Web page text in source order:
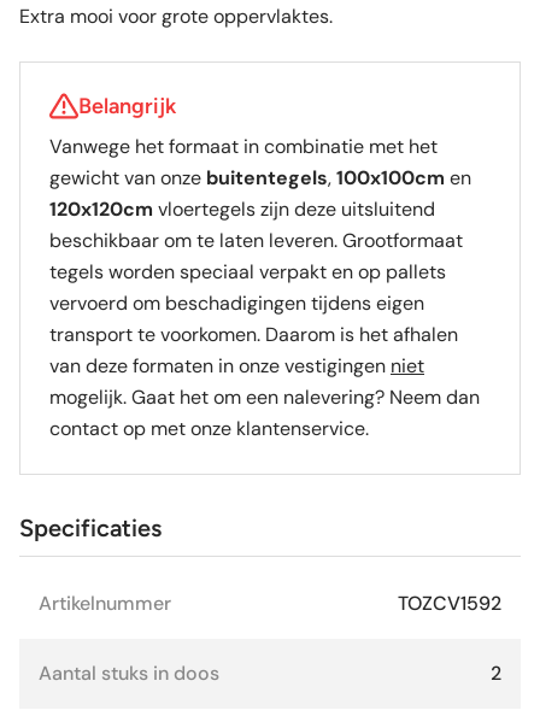
Extra mooi voor grote oppervlaktes.
Belangrijk
Vanwege het formaat in combinatie met het
gewicht van onze buitentegels,100x100cm en
120x120cm vloertegels zijn deze uitsluitend
beschikbaar om te laten leveren. Grootformaat
tegels worden speciaal verpakt en op pallets
vervoerd om beschadigingen tijdens eigen
transport te voorkomen. Daarom is het afhalen
van deze formaten in onze vestigingen niet
mogelijk. Gaat het om een nalevering? Neem dan
contact op met onze klantenservice.
Specificaties
Artikelnummer TOZCV1592
Aantal stuks in doos 2